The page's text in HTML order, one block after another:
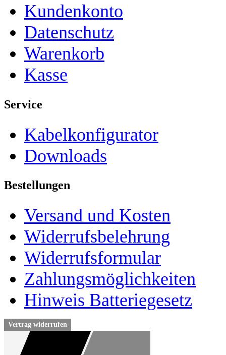
Kundenkonto
Datenschutz
Warenkorb
Kasse
Service
Kabelkonfigurator
Downloads
Bestellungen
Versand und Kosten
Widerrufsbelehrung
Widerrufsformular
Zahlungsmöglichkeiten
Hinweis Batteriegesetz
Vertrag widerrufen